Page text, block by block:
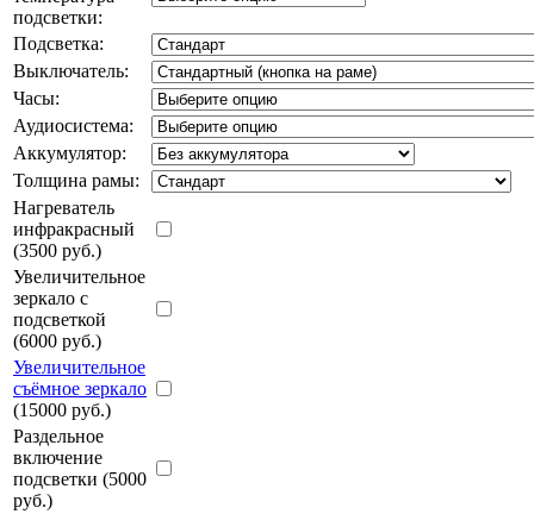
подсветки:
Подсветка:
Выключатель:
Часы:
Аудиосистема:
Аккумулятор:
Толщина рамы:
Нагреватель
инфракрасный
(3500 руб.)
Увеличительное
зеркало с
подсветкой
(6000 руб.)
Увеличительное
съёмное зеркало
(15000 руб.)
Раздельное
включение
подсветки (5000
руб.)